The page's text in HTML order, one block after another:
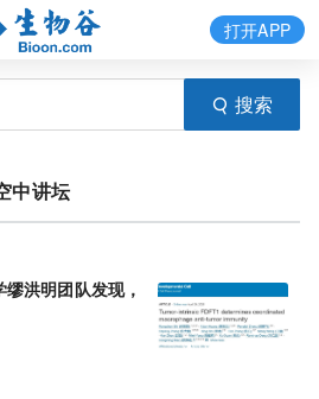
搜索
打开APP
中讲坛
洪明团队发现，肿瘤细胞内的FDFT1